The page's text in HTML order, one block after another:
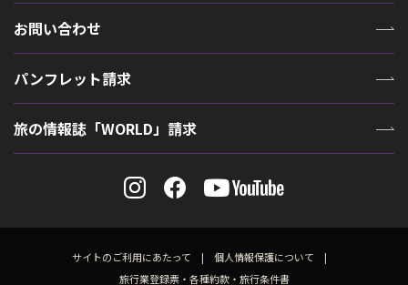
お問い合わせ
パンフレット請求
旅の情報誌「WORLD」請求
サイトのご利用にあたって
個人情報保護について
旅行業登録票・各種約款・旅行条件書